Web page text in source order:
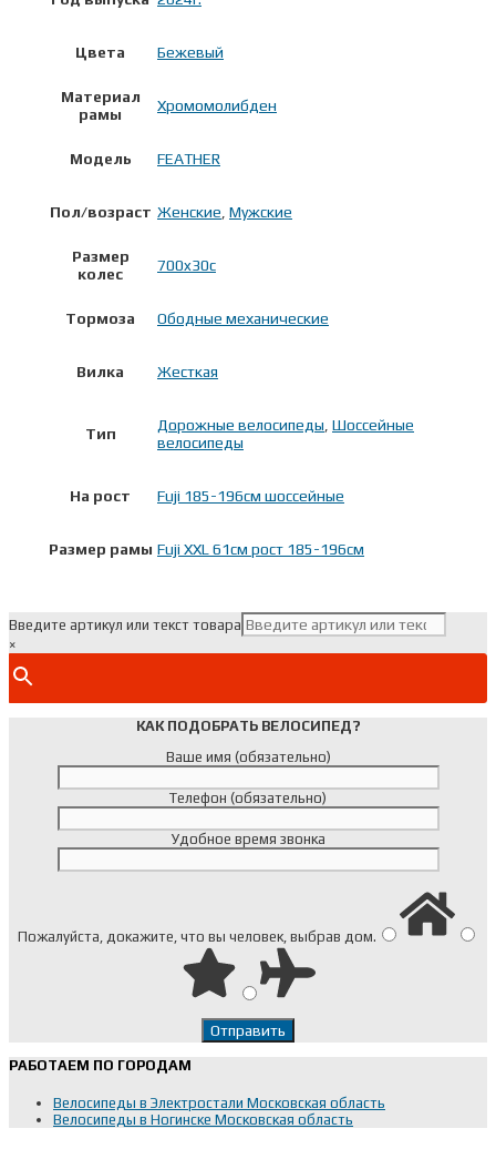
Цвета Бежевый
Материал
рамы
Хромомолибден
Модель FEATHER
Пол/возраст Женские, Мужские
Размер
колес
700x30c
Тормоза Ободные механические
Вилка Жесткая
Тип Дорожные велосипеды, Шоссейные
велосипеды
На рост Fuji 185-196см шоссейные
Размер рамы Fuji XXL 61см рост 185-196см
Введите артикул или текст товара
×
КАК ПОДОБРАТЬ ВЕЛОСИПЕД?
Ваше имя (обязательно)
Телефон (обязательно)
Удобное время звонка
Пожалуйста, докажите, что вы человек, выбрав дом.
РАБОТАЕМ ПО ГОРОДАМ
Велосипеды в Электростали Московская область
Велосипеды в Ногинске Московская область